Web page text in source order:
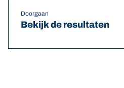
Doorgaan
Bekijk de resultaten